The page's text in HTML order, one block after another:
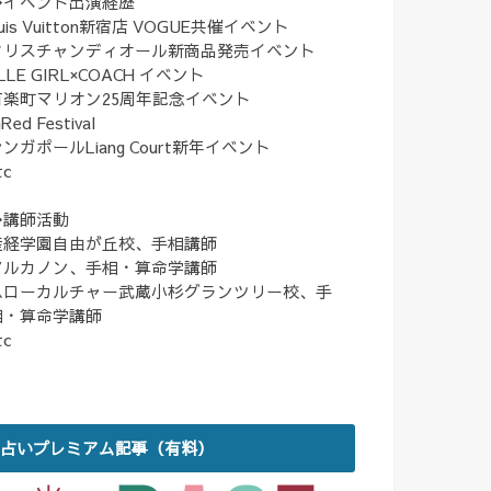
Vuitton新宿店 VOGUE共催イベント
リスチャンディオール新商品発売イベント
GIRL×COACH イベント
町マリオン25周年記念イベント
Festival
ンガポールLiang Court新年イベント
師活動
経学園自由が丘校、手相講師
ルカノン、手相・算命学講師
ローカルチャー武蔵小杉グランツリー校、手
算命学講師
占いプレミアム記事（有料）